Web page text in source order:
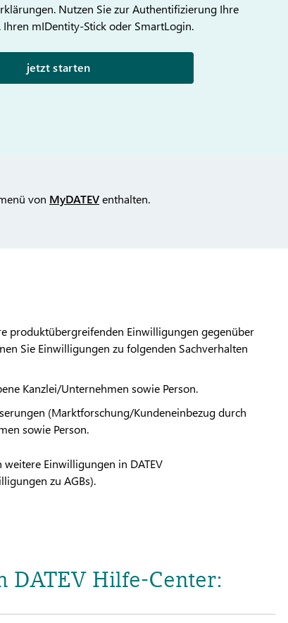
Nutzen Sie zur Authentifizierung Ihre
Ihren mIDentity-Stick oder SmartLogin.
jetzt starten
von MyDATEVenthalten.
produktübergreifenden Einwilligungen gegenüber
Sie Einwilligungen zu folgenden Sachverhalten
Kanzlei/Unternehmen sowie Person.
(Marktforschung/Kundeneinbezug durch
sowie Person.
Einwilligungen in DATEV
zu AGBs).
Hilfe-Center: